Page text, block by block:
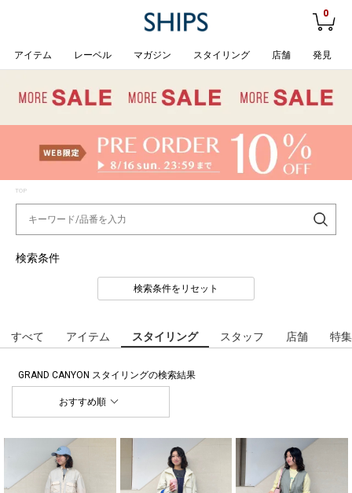
0
アイテム レーベル マガジン スタイリング 店舗 発見
TOP
検索条件
検索条件をリセット
すべて アイテム スタイリング スタッフ 店舗 特集
GRAND CANYON スタイリングの検索結果
おすすめ順